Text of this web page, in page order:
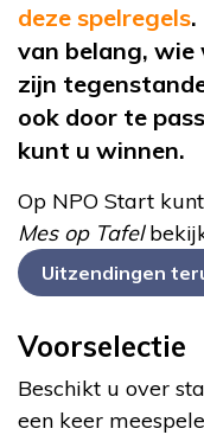
deze spelregels.
van belang,
zijn
ook door te
kunt u winnen.
Op NPO Start
Mes op Tafel
Uitzendingen
Voorselectie
Beschikt u over
een keer